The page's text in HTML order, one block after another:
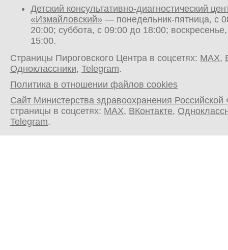
Детский консультативно-диагностический
«Измайловский» — понедельник-пятница, с
20:00; суббота, с 09:00 до 18:00;
15:00.
Страницы Пироговского Центра в соцсетях: MAX,
Одноклассники, Telegram.
Политика в отношении файлов cookies
Сайт Министерства здравоохранения
страницы в соцсетях: MAX, ВКонтакте,
Telegram.